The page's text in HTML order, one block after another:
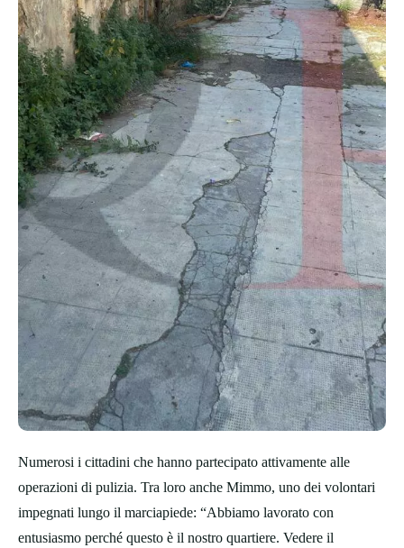
Numerosi i cittadini che hanno partecipato attivamente alle
operazioni di pulizia. Tra loro anche Mimmo, uno dei volontari
impegnati lungo il marciapiede: “Abbiamo lavorato con
entusiasmo perché questo è il nostro quartiere. Vedere il